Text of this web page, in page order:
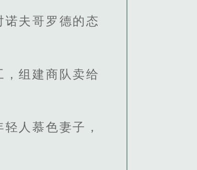
夫哥罗德的态
组建商队卖给
人慕色妻子，